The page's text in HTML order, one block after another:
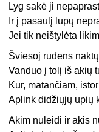
Lyg sakė ji
Ir į pasaulį lūpų
Jei tik neištylėta
Šviesoj rudens
Vanduo į tolį iš akių
Kur, matančiam,
Aplink didžiųjų upių
Akim nuleidi ir akis